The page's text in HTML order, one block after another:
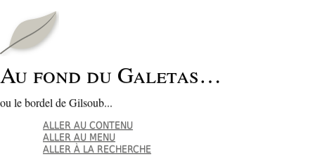
Au fond du Galetas…
ou le bordel de Gilsoub...
ALLER AU CONTENU
ALLER AU MENU
ALLER À LA RECHERCHE